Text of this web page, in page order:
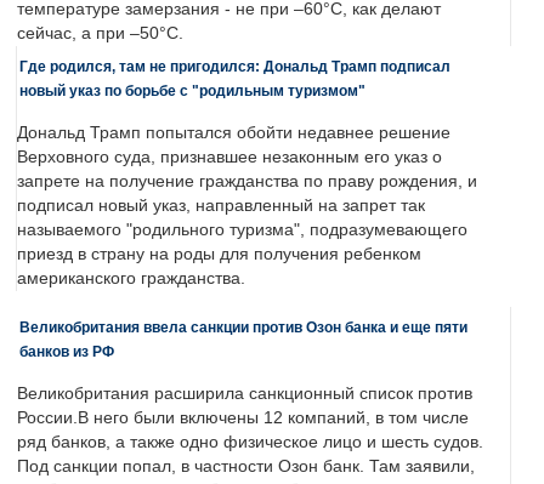
температуре замерзания - не при –60°C, как делают
сейчас, а при –50°C.
Где родился, там не пригодился: Дональд Трамп подписал
новый указ по борьбе с "родильным туризмом"
Дональд Трамп попытался обойти недавнее решение
Верховного суда, признавшее незаконным его указ о
запрете на получение гражданства по праву рождения, и
подписал новый указ, направленный на запрет так
называемого "родильного туризма", подразумевающего
приезд в страну на роды для получения ребенком
американского гражданства.
Великобритания ввела санкции против Озон банка и еще пяти
банков из РФ
Великобритания расширила санкционный список против
России.В него были включены 12 компаний, в том числе
ряд банков, а также одно физическое лицо и шесть судов.
Под санкции попал, в частности Озон банк. Там заявили,